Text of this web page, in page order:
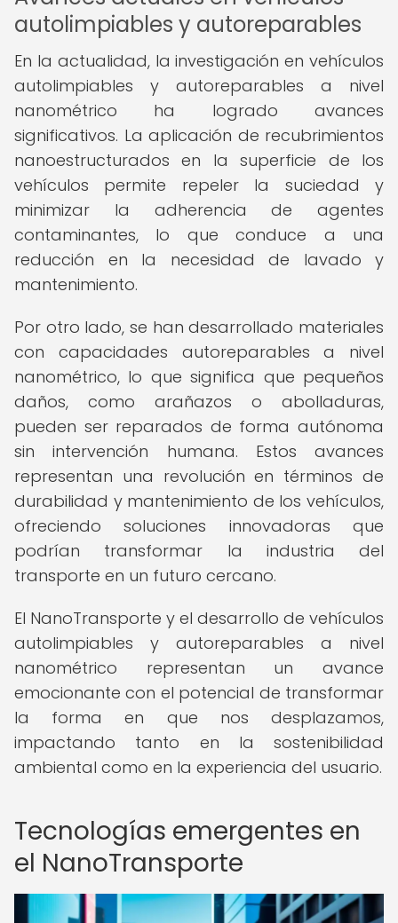
autolimpiables y autoreparables
En la actualidad, la investigación en vehículos
autolimpiables y autoreparables a nivel
nanométrico ha logrado avances
significativos. La aplicación de recubrimientos
nanoestructurados en la superficie de los
vehículos permite repeler la suciedad y
minimizar la adherencia de agentes
contaminantes, lo que conduce a una
reducción en la necesidad de lavado y
mantenimiento.
Por otro lado, se han desarrollado materiales
con capacidades autoreparables a nivel
nanométrico, lo que significa que pequeños
daños, como arañazos o abolladuras,
pueden ser reparados de forma autónoma
sin intervención humana. Estos avances
representan una revolución en términos de
durabilidad y mantenimiento de los vehículos,
ofreciendo soluciones innovadoras que
podrían transformar la industria del
transporte en un futuro cercano.
El NanoTransporte y el desarrollo de vehículos
autolimpiables y autoreparables a nivel
nanométrico representan un avance
emocionante con el potencial de transformar
la forma en que nos desplazamos,
impactando tanto en la sostenibilidad
ambiental como en la experiencia del usuario.
Tecnologías emergentes en
el NanoTransporte